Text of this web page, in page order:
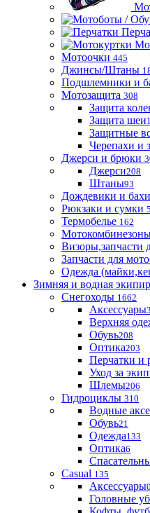
Мотоочки 445
Джинсы/Штаны
Подшлемники и
Мотозащита 308
Защита
Защита шеи
Защитные
Черепахи и
Джерси и брюки
Джерси208
Штаны93
Дождевики и
Рюкзаки и сумки
Термобелье 162
Визоры,запчасти
Запчасти для
Одежда
Зимняя и водная
Снегоходы 1662
Аксессуары3
Верхняя
Обувь208
Оптика203
Перчатки и
Уход за
Шлемы206
Гидроциклы 310
Водные
Обувь21
Одежда133
Оптика6
Casual 135
Аксессуары0
Головные